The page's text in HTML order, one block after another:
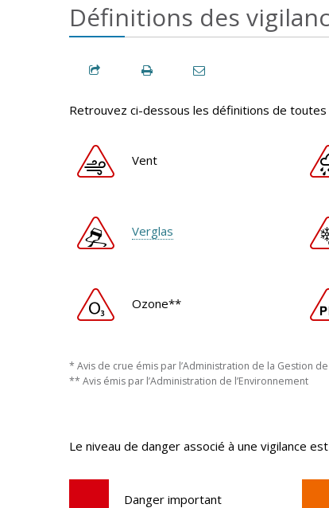
Définitions des
Retrouvez ci-dessous les définitions de
Vent
Verglas
Ozone**
* Avis de crue émis par l’Administration de la Gestion de
** Avis émis par l’Administration de l’Environnement
Le niveau de danger associé à une vigilance
Danger important